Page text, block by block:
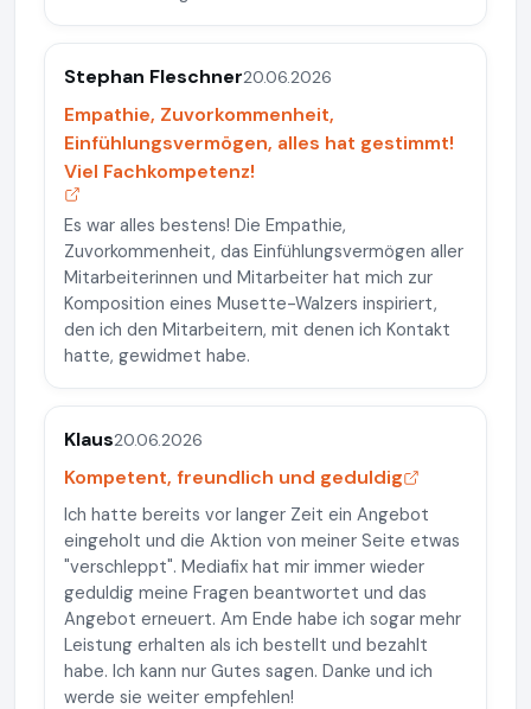
Stephan Fleschner20.06.2026
Empathie, Zuvorkommenheit,
Einfühlungsvermögen, alles hat gestimmt!
Viel Fachkompetenz!
Es war alles bestens! Die Empathie,
Zuvorkommenheit, das Einfühlungsvermögen aller
Mitarbeiterinnen und Mitarbeiter hat mich zur
Komposition eines Musette-Walzers inspiriert,
den ich den Mitarbeitern, mit denen ich Kontakt
hatte, gewidmet habe.
Klaus20.06.2026
Kompetent, freundlich und geduldig
Ich hatte bereits vor langer Zeit ein Angebot
eingeholt und die Aktion von meiner Seite etwas
"verschleppt". Mediafix hat mir immer wieder
geduldig meine Fragen beantwortet und das
Angebot erneuert. Am Ende habe ich sogar mehr
Leistung erhalten als ich bestellt und bezahlt
habe. Ich kann nur Gutes sagen. Danke und ich
werde sie weiter empfehlen!